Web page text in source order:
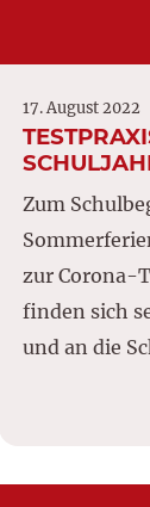
17. August 2022
Zum
zur Corona-
finden sich
und an die